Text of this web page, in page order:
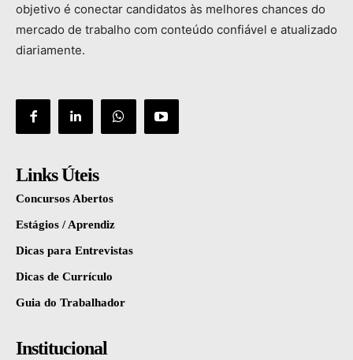
objetivo é conectar candidatos às melhores chances do
mercado de trabalho com conteúdo confiável e atualizado
diariamente.
Links Úteis
Concursos Abertos
Estágios / Aprendiz
Dicas para Entrevistas
Dicas de Currículo
Guia do Trabalhador
Institucional